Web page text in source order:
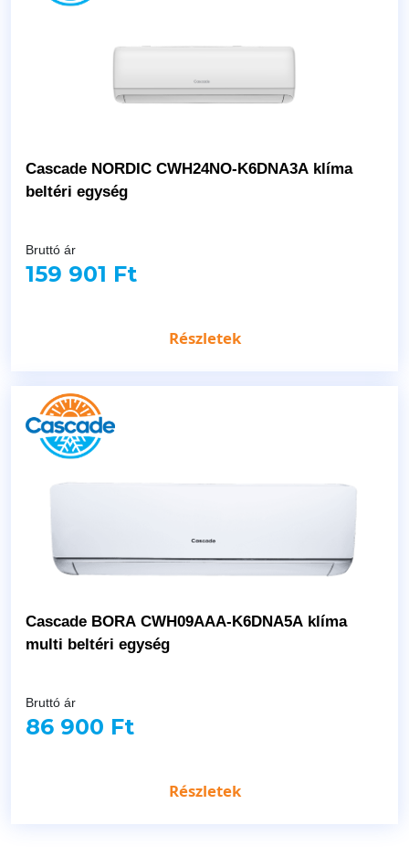
Cascade NORDIC CWH24NO-K6DNA3A klíma
beltéri egység
Bruttó ár
159 901 Ft
Részletek
Cascade BORA CWH09AAA-K6DNA5A klíma
multi beltéri egység
Bruttó ár
86 900 Ft
Részletek